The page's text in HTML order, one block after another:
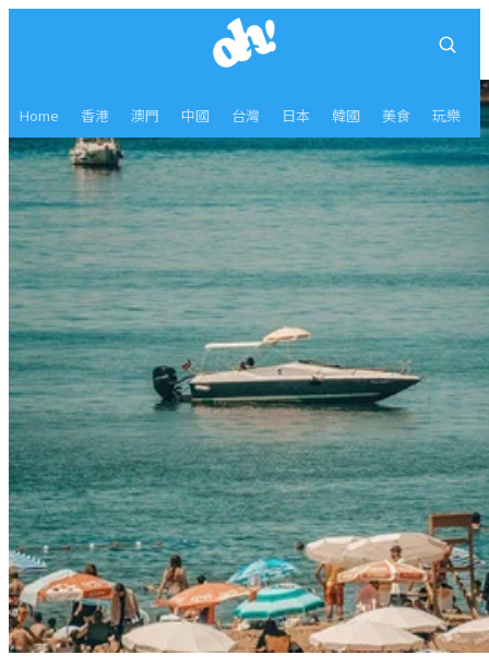
Home 香港 澳門 中國 台灣 日本 韓國 美食 玩樂